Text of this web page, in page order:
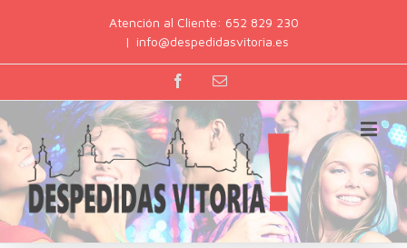
Atención al Cliente: 652 829 230
| info@despedidasvitoria.es